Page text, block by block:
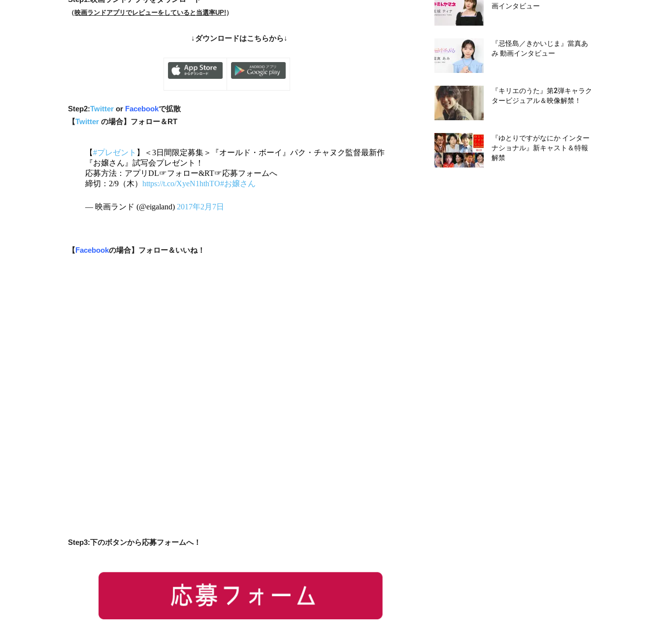
（映画ランドアプリでレビューをしていると当選率UP! ）
↓ダウンロードはこちらから↓
Step2:Twitter or Facebookで拡散
【Twitter の場合】フォロー＆RT
【#プレゼント 】＜3日間限定募集＞『オールド・ボーイ』パク・チャヌク監督最新作
『お嬢さん』試写会プレゼント！
応募方法：アプリDL☞フォロー&RT☞応募フォームへ
締切：2/9（木） https://t.co/XyeN1hthTO#お嬢さん
— 映画ランド (@eigaland) 2017年2月7日
【Facebookの場合】フォロー＆いいね！
Step3:下のボタンから応募フォームへ！
画インタビュー
『忌怪島／きかいじま』當真あ
み 動画インタビュー
『キリエのうた』第2弾キャラク
タービジュアル＆映像解禁！
『ゆとりですがなにか インター
ナショナル』新キャスト＆特報
解禁